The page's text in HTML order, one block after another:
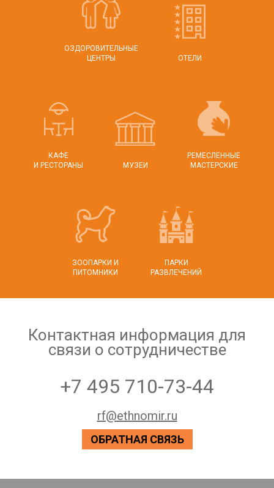
ОЗДОРОВИТЕЛЬНЫЕ
ЦЕНТРЫ
ОТЕЛИ
КАФЕ
И РЕСТОРАНЫ
МУЗЕИ
РЕМЕСЛЕННЫЕ
МАСТЕРСКИЕ
ЗООПАРКИ И
ПИТОМНИКИ
ПАРКИ
РАЗВЛЕЧЕНИЙ
Контактная информация для
связи о сотрудничестве
+7 495 710-73-44
rf@ethnomir.ru
ОБРАТНАЯ СВЯЗЬ